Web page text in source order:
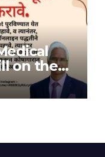
on the